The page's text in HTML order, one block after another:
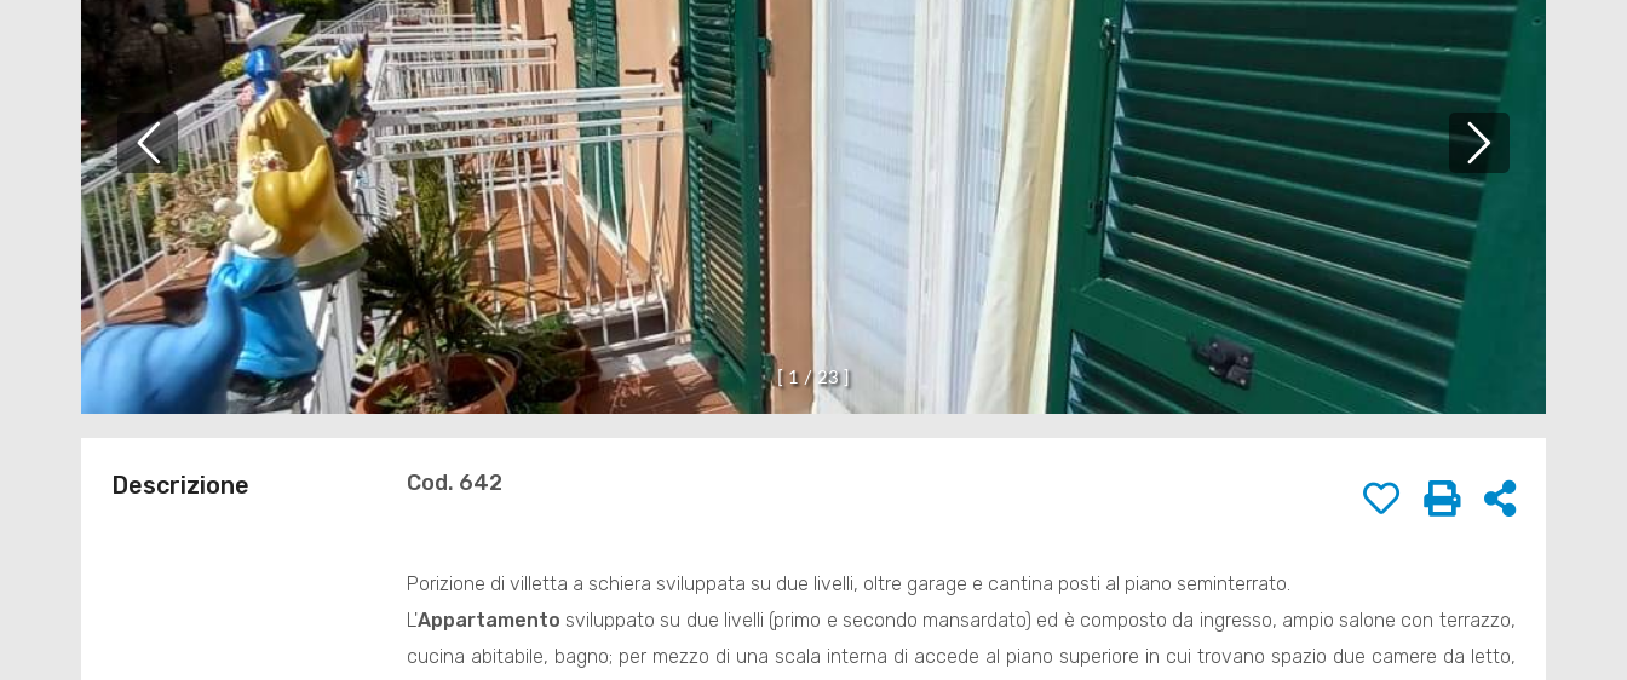
confermo di aver preso visione dell'informativa privacy.
INVIA
[ 1 / 23
Descrizione Cod. 642
Porizione di villetta a schiera sviluppata su due livelli, oltre garage e cantina posti al piano seminterrato.
L'Appartamento sviluppato su due livelli (primo e secondo mansardato) ed è composto da ingresso, ampio salone con terrazzo,
cucina abitabile, bagno; per mezzo di una scala interna di accede al piano superiore in cui trovano spazio due camere da letto,